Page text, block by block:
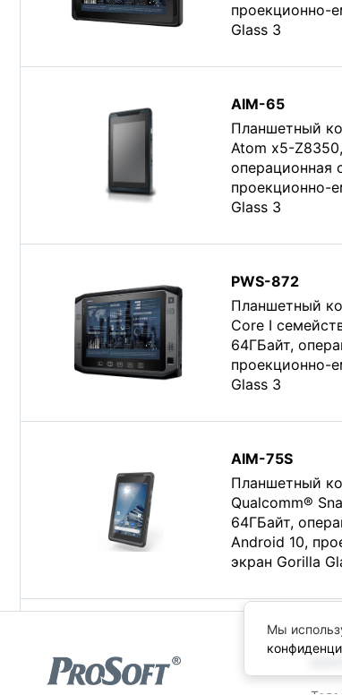
проекционно-
Glass 3
AIM-65
Планшетный
Atom x5-
операционная
проекционно-
Glass 3
PWS-872
Планшетный
Core I
64ГБайт,
проекционно-
Glass 3
AIM-75S
Планшетный
Qualcomm®
64ГБайт,
Android 10,
экран Gorilla
Мы